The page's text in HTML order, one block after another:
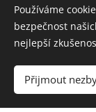
Používáme
bezpečnost
nejlepší
Přijmout